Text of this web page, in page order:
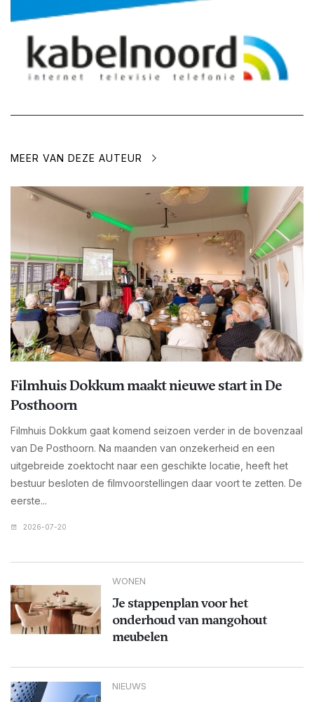
MEER VAN DEZE AUTEUR
Filmhuis Dokkum maakt nieuwe start in De
Posthoorn
Filmhuis Dokkum gaat komend seizoen verder in de bovenzaal
van De Posthoorn. Na maanden van onzekerheid en een
uitgebreide zoektocht naar een geschikte locatie, heeft het
bestuur besloten de filmvoorstellingen daar voort te zetten. De
eerste...
2026-07-20
WONEN
Je stappenplan voor het
onderhoud van mangohout
meubelen
NIEUWS